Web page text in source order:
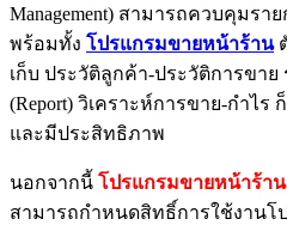
Management) สามารถควบคุมรา
พร้อมทั้ง โปรแกรมขายหน้าร้าน
เก็บ ประวัติลูกค้า-ประวัติการขาย
(Report) วิเคราะห์การขาย-กำไร
และมีประสิทธิภาพ
นอกจากนี้ โปรแกรมขายหน้าร้าน
สามารถกำหนดสิทธิ์การใช้งานโ